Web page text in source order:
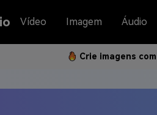
Vídeo Imagem Áudio
Crie imagens